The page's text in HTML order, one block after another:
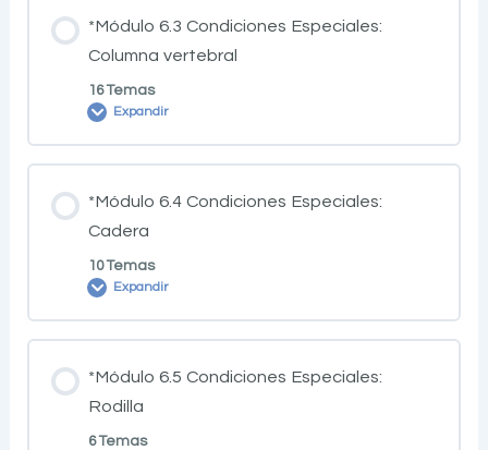
*Módulo 6.3 Condiciones Especiales:
Columna vertebral
16 Temas
Expandir
*Módulo 6.4 Condiciones Especiales:
Cadera
10 Temas
Expandir
*Módulo 6.5 Condiciones Especiales:
Rodilla
6 Temas